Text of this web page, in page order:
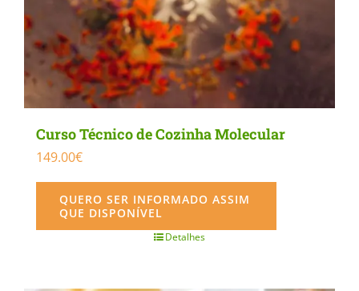
Curso Técnico de Cozinha Molecular
149.00€
QUERO SER INFORMADO ASSIM
QUE DISPONÍVEL
Detalhes